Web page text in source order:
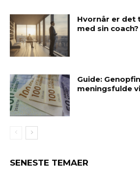
Hvornår er det
med sin coach?
Guide:
meningsfulde
SENESTE TEMAER